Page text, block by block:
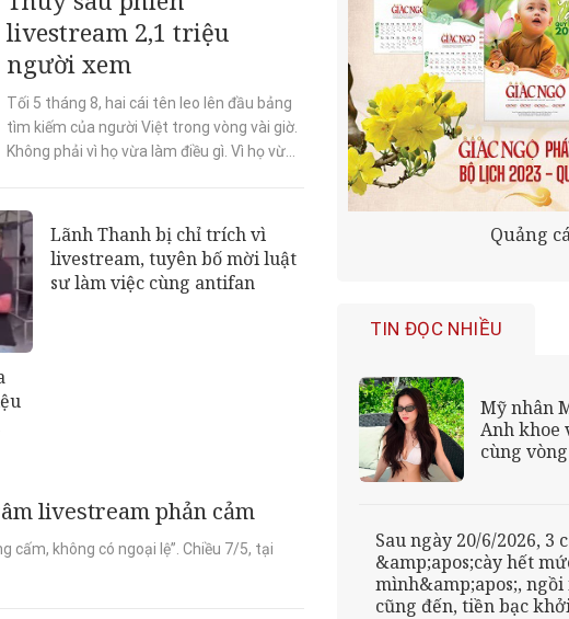
livestream 2,1 triệu
người xem
Tối 5 tháng 8, hai cái tên leo lên đầu bảng
tìm kiếm của người Việt trong vòng vài giờ.
Không phải vì họ vừa làm điều gì. Vì họ vừa
Lãnh Thanh bị chỉ trích vì
livestream, tuyên bố mời luật
sư làm việc cùng antifan
livestream phản cảm
cấm, không có ngoại lệ”. Chiều 7/5, tại
Quảng
TIN ĐỌC NHIỀU
Mỹ nhân
Anh khoe
cùng
Sau ngày 20/6/2026, 3
&amp;apos;cày hết
mình&amp;apos;,
cũng đến, tiền bạc